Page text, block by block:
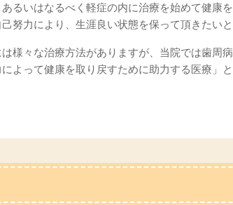
るいはなるべく軽症の内に治療を始めて健康
努力により、生涯良い状態を保って頂きたいと
様々な治療方法がありますが、当院では歯周
よって健康を取り戻すために助力する医療」と